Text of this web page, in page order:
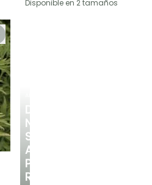
DESCUBRE
NUESTRA
SELECCIÓN
A
PRECIOS
REDUCIDOS
Disponible en 2 tamaños